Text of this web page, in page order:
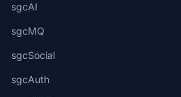
sgcAI
sgcMQ
sgcSocial
sgcAuth